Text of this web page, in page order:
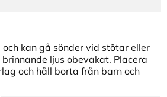
kan gå sönder vid stötar eller
ljus obevakat. Placera
och håll borta från barn och